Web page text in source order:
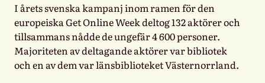
I årets svenska kampanj inom ramen för den
europeiska Get Online Week deltog 132 aktörer och
tillsammans nådde de ungefär 4 600 personer.
Majoriteten av deltagande aktörer var bibliotek
och en av dem var länsbiblioteket Västernorrland.